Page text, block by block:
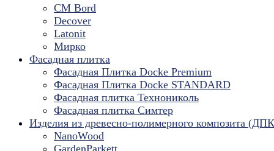
CM Bord
Decover
Latonit
Мирко
Фасадная плитка
Фасадная Плитка Docke Premium
Фасадная Плитка Docke STANDARD
Фасадная плитка Технониколь
Фасадная плитка Симтер
Изделия из древесно-полимерного композита
NanoWood
GardenParkett